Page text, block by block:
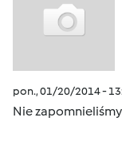
pon., 01/20/2014 -
Nie